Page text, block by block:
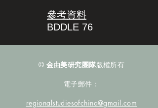
參考資料
BDDLE 76
© 金由美研究團隊版權所有
電子郵件：
regionalstudiesofchina@gmail.com